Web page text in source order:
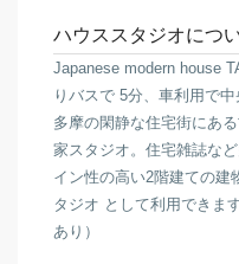
ハウススタジオにつ
Japanese modern house
りバスで 5分︎、車利用で
多摩の閑静な住宅街にあ
家スタジオ。住宅雑誌な
イン性の高い2階建ての建
タジオ として利用できま
あり）